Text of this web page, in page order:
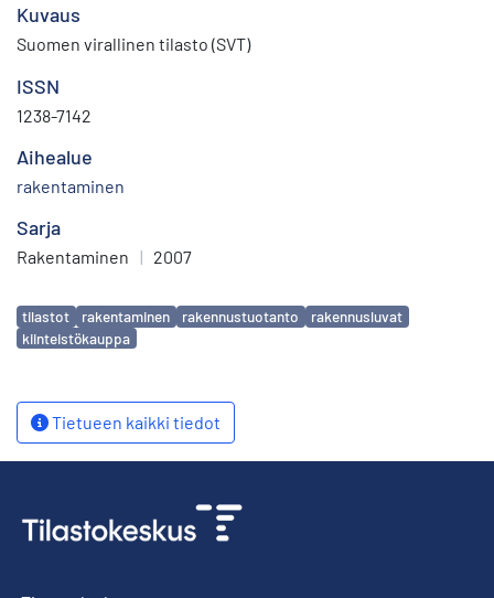
Kuvaus
Suomen virallinen tilasto (SVT)
ISSN
1238-7142
Aihealue
rakentaminen
Sarja
Rakentaminen | 2007
Avainsanat
tilastot rakentaminen rakennustuotanto
rakennusluvat
kiinteistökauppa
Tietueen kaikki tiedot